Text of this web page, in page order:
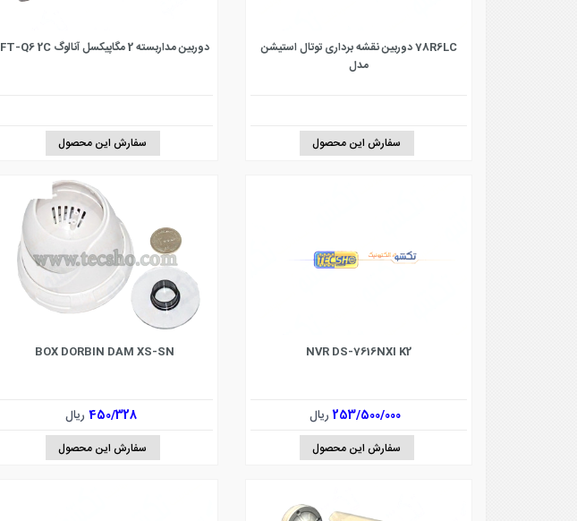
78R6LC دوربین نقشه برداری توتال استیشن
مدل
سفارش این محصول
دوربین مداربسته 2 مگاپیکسل آنالوگ FT-Q6 2C
سفارش این محصول
NVR DS-7616NXI K2
253/500/000ریال
سفارش این محصول
BOX DORBIN DAM XS-SN
450/328ریال
سفارش این محصول